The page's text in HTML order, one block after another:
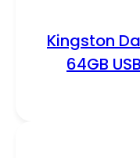
Kingston
64GB